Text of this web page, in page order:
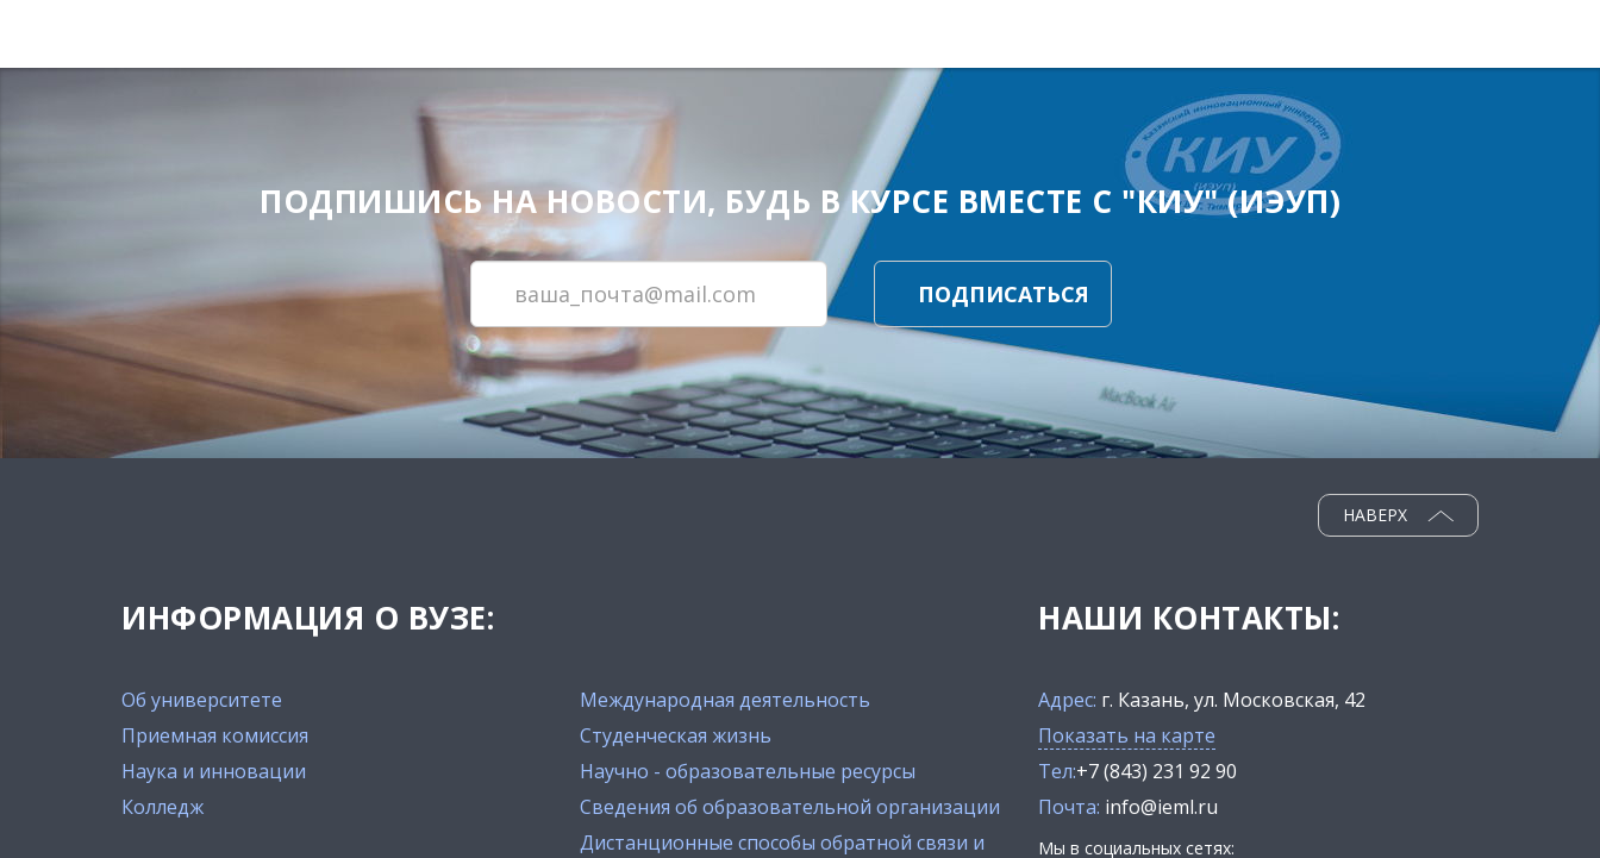
ПОДПИШИСЬ НА НОВОСТИ, БУДЬ В КУРСЕ ВМЕСТЕ С "КИУ" (ИЭУП)
ПОДПИСАТЬСЯ
ИНФОРМАЦИЯ О ВУЗЕ:
Об университете
Приемная комиссия
Наука и инновации
Колледж
Международная деятельность
Студенческая жизнь
Научно - образовательные ресурсы
Сведения об образовательной организации
Дистанционные способы обратной связи и
НАВЕРХ
НАШИ КОНТАКТЫ:
Адрес: г. Казань, ул. Московская, 42
Показать на карте
Тел:+7 (843) 231 92 90
Почта: info@ieml.ru
Мы в социальных сетях: